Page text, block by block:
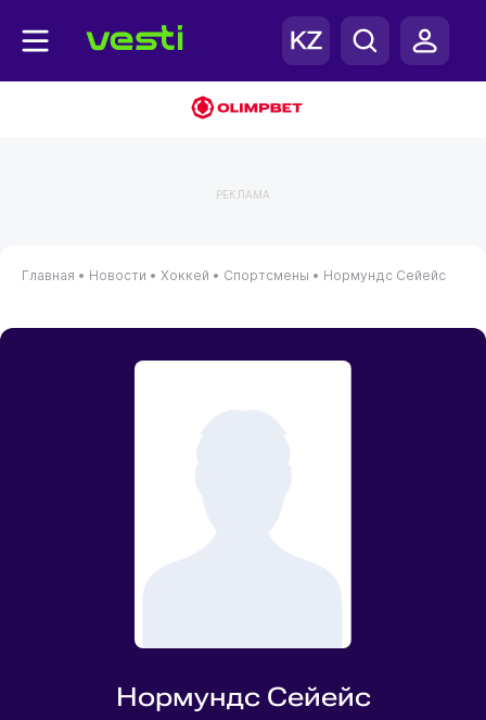
РЕКЛАМА
Главная • Новости • Хоккей • Спортсмены • Нормундс Сейейс
Нормундс Сейейс